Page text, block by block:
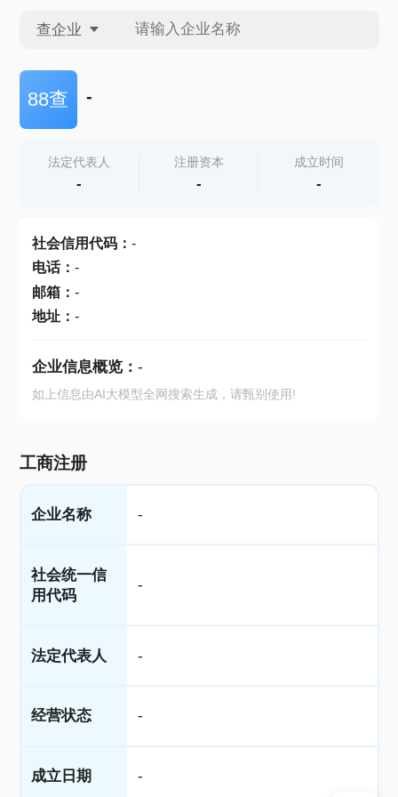
查企业
查企业
查产地
88查 -
法定代表人
-
注册资本
-
成立时间
-
社会信用代码： -
电话： -
邮箱： -
地址： -
企业信息概览： -
如上信息由AI大模型全网搜索生成，请甄别使用!
工商注册
企业名称 -
社会统一信
用代码
-
法定代表人 -
经营状态 -
成立日期 -